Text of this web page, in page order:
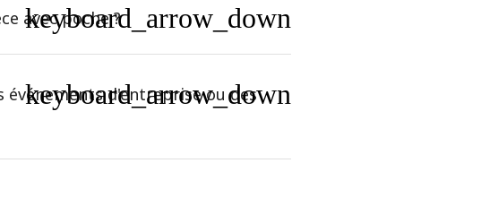
avec poche ?
keyboard_arrow_down
d'entreprise ou des
keyboard_arrow_down